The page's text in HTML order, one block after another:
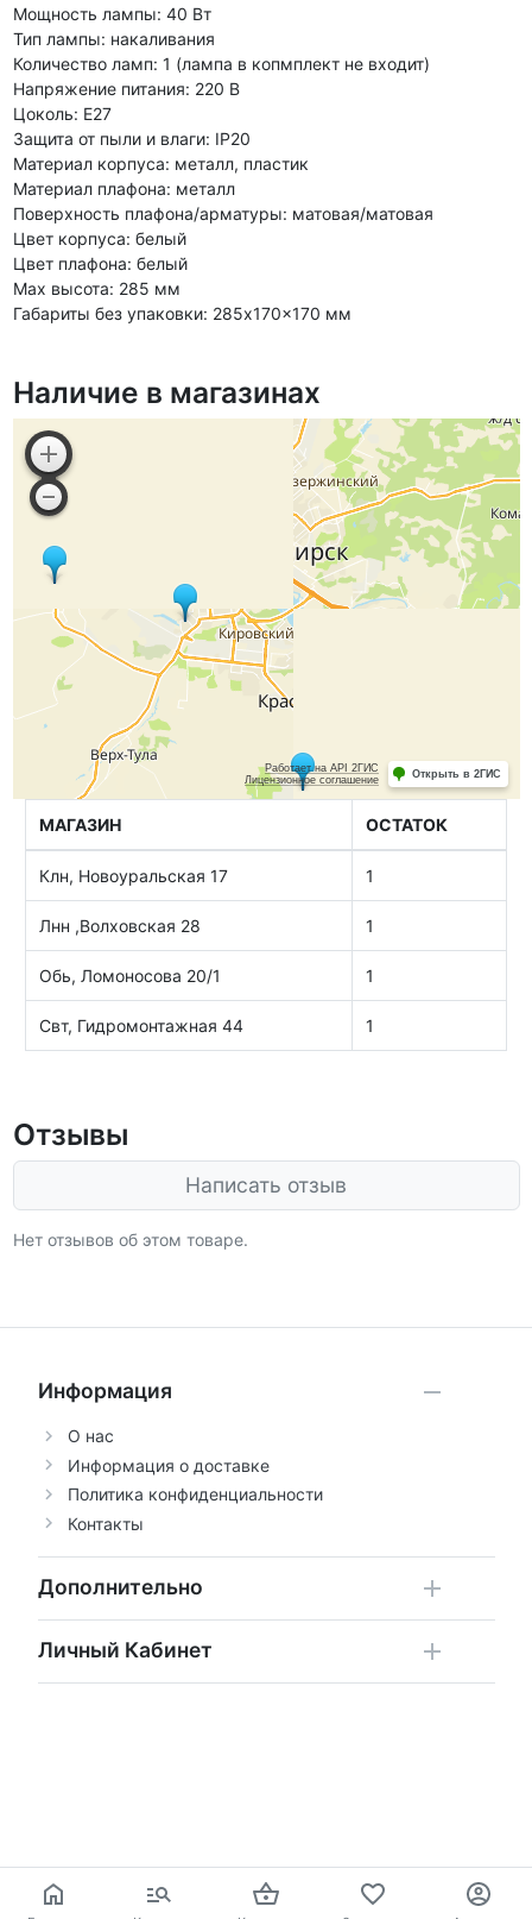
Мощность лампы: 40 Вт
Тип лампы: накаливания
Количество ламп: 1 (лампа в копмплект не входит)
Напряжение питания: 220 В
Цоколь: E27
Защита от пыли и влаги: IP20
Материал корпуса: металл, пластик
Материал плафона: металл
Поверхность плафона/арматуры: матовая/матовая
Цвет корпуса: белый
Цвет плафона: белый
Max высота: 285 мм
Габариты без упаковки: 285x170x170 мм
Наличие в магазинах
МАГАЗИН ОСТАТОК
Клн, Новоуральская 17 1
Лнн ,Волховская 28 1
Обь, Ломоносова 20/1 1
Свт, Гидромонтажная 44 1
Отзывы
Написать отзыв
Нет отзывов об этом товаре.
Информация
О нас
Информация о доставке
Политика конфиденциальности
Контакты
Дополнительно
Личный Кабинет